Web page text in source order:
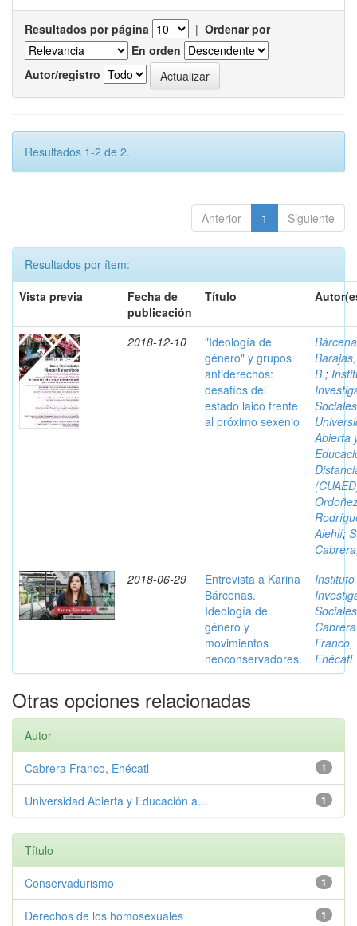
Resultados por página | Ordenar por
En orden
Autor/registro
Resultados 1-2 de 2.
Anterior 1 Siguiente
Resultados por ítem:
Vista previa
Fecha de
publicación
Título
2018-12-10
"Ideología de
género" y grupos
antiderechos:
desafíos del
estado laico frente
al próximo sexenio
B.;
Sociales
Abierta
Alehlí;
2018-06-29
Entrevista a Karina
Bárcenas.
Ideología de
género y
movimientos
neoconservadores.
Sociales
Cabrera
Franco,
Ehécatl
Otras opciones relacionadas
Autor
1
Cabrera Franco, Ehécatl
1
Universidad Abierta y Educación a...
Título
1
Conservadurismo
1
Derechos de los homosexuales